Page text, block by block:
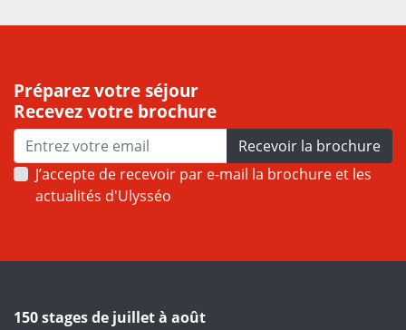
Préparez votre séjour
Recevez votre brochure
Recevoir la brochure
J’accepte de recevoir par e-mail la brochure et les
actualités d'Ulysséo
150 stages de juillet à août